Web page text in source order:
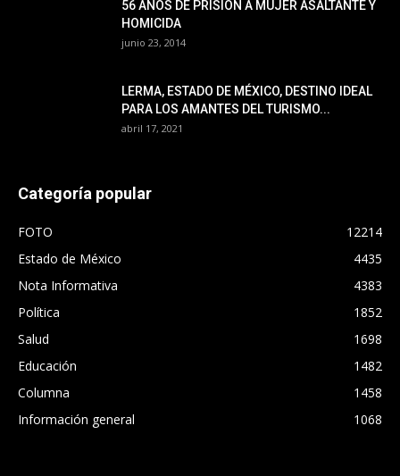
56 AÑOS DE PRISIÓN A MUJER ASALTANTE Y
HOMICIDA
junio 23, 2014
LERMA, ESTADO DE MÉXICO, DESTINO IDEAL
PARA LOS AMANTES DEL TURISMO...
abril 17, 2021
Categoría popular
FOTO
12214
Estado de México
4435
Nota Informativa
4383
Política
1852
Salud
1698
Educación
1482
Columna
1458
Información general
1068